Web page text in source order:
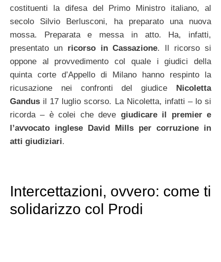
costituenti la difesa del Primo Ministro italiano, al
secolo Silvio Berlusconi, ha preparato una nuova
mossa. Preparata e messa in atto. Ha, infatti,
presentato un ricorso in Cassazione. Il ricorso si
oppone al provvedimento col quale i giudici della
quinta corte d’Appello di Milano hanno respinto la
ricusazione nei confronti del giudice Nicoletta
Gandus il 17 luglio scorso. La Nicoletta, infatti – lo si
ricorda – è colei che deve giudicare il premier e
l’avvocato inglese David Mills per corruzione in
atti giudiziari.
Intercettazioni, ovvero: come ti
solidarizzo col Prodi